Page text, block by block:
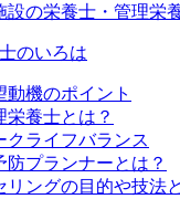
設の栄養士・管理栄
のいろは
動機のポイント
栄養士とは？
クライフバランス
防プランナーとは？
リングの目的や技法